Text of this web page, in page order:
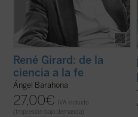
René Girard: de la
ciencia a la fe
Ángel Barahona
27,00€
IVA incluido
(Impresión bajo demanda)